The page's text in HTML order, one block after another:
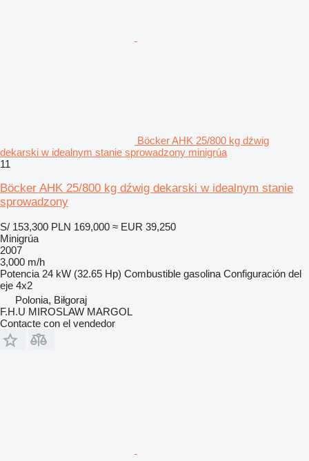
Böcker AHK 25/800 kg dźwig
dekarski w idealnym stanie sprowadzony minigrúa
11
Böcker AHK 25/800 kg dźwig dekarski w idealnym stanie
sprowadzony
S/ 153,300 PLN 169,000 ≈ EUR 39,250
Minigrúa
2007
3,000 m/h
Potencia 24 kW (32.65 Hp) Combustible gasolina Configuración del
eje 4x2
Polonia, Biłgoraj
F.H.U MIROSLAW MARGOL
Contacte con el vendedor